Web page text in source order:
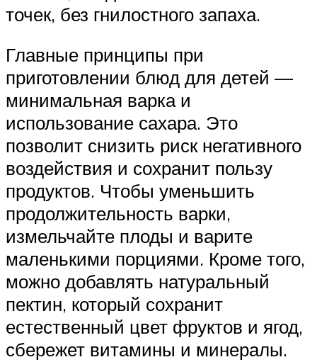
точек, без гнилостного запаха.
Главные принципы при
приготовлении блюд для детей —
минимальная варка и
использование сахара. Это
позволит снизить риск негативного
воздействия и сохранит пользу
продуктов. Чтобы уменьшить
продолжительность варки,
измельчайте плоды и варите
маленькими порциями. Кроме того,
можно добавлять натуральный
пектин, который сохранит
естественный цвет фруктов и ягод,
сбережет витамины и минералы.